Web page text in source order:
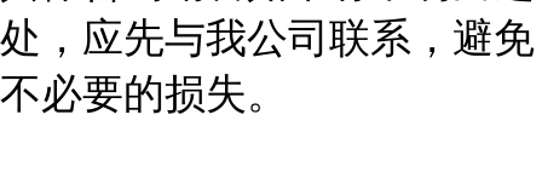
处，应先与我公司联系，避免
不必要的损失。